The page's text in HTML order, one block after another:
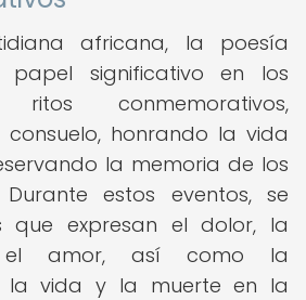
africana, la poesía
papel significativo en los
conmemorativos,
honrando la vida
la memoria de los
estos eventos, se
que expresan el dolor, la
el amor, así como la
la vida y la muerte en la